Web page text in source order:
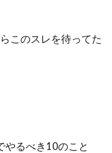
このスレを待ってた
やるべき10のこと